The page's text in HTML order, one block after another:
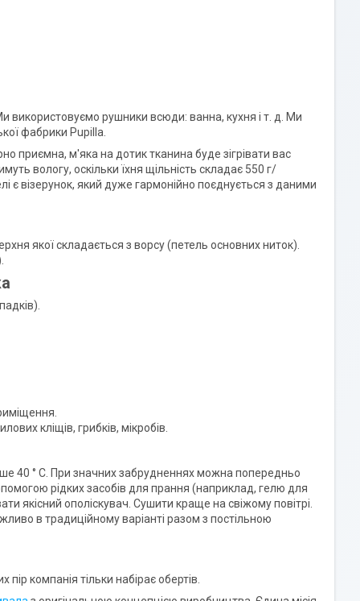
використовуємо рушники всюди: ванна, кухня і т. д. Ми
фабрики Pupilla.
приємна, м'яка на дотик тканина буде зігрівати вас
вологу, оскільки їхня щільність складає 550 г/
є візерунок, який дуже гармонійно поєднується з даними
якої складається з ворсу (петель основних ниток).
кліщів, грибків, мікробів.
40 ° C. При значних забрудненнях можна попередньо
рідких засобів для прання (наприклад, гелю для
якісний ополіскувач. Сушити краще на свіжому повітрі.
в традиційному варіанті разом з постільною
пір компанія тільки набірає обертів.